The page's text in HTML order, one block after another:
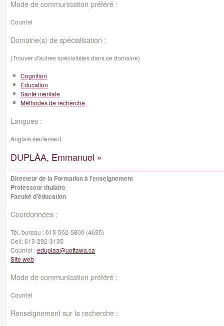
Mode de communication préféré :
Courriel
Domaine(s) de spécialisation :
(Trouver d'autres spécialistes dans ce domaine)
Cognition
Éducation
Santé mentale
Méthodes de recherche
Langues :
Anglais seulement
DUPLÀA, Emmanuel »
Directeur de la Formation à l'enseignement
Professeur titulaire
Faculté d'éducation
Coordonnées :
Tél. bureau :613-562-5800 (4635)
Cell:613-292-3135
Courriel :eduplaa@uottawa.ca
Site web
Mode de communication préféré :
Courriel
Renseignement sur la recherche :